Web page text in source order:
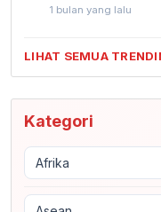
1 bulan yang lalu
LIHAT SEMUA
Kategori
Afrika